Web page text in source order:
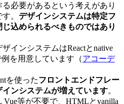
必要があるという考えがあり
。 デザインシステムは特定フ
込められるべきものではあり
インシステムはReactとnative
を用意しています（アコーデ
を使ったフロントエンドフレー
ンシステムが増えています。
Vue等が不要で、HTMLとvanilla